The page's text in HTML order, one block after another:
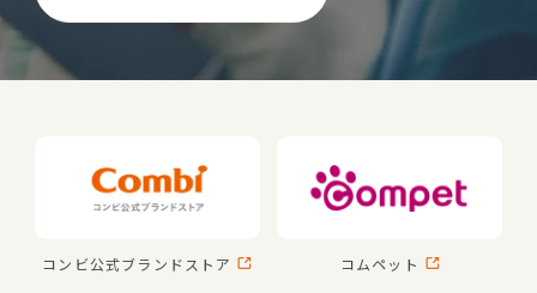
コンビ公式ブランドストア コムペット